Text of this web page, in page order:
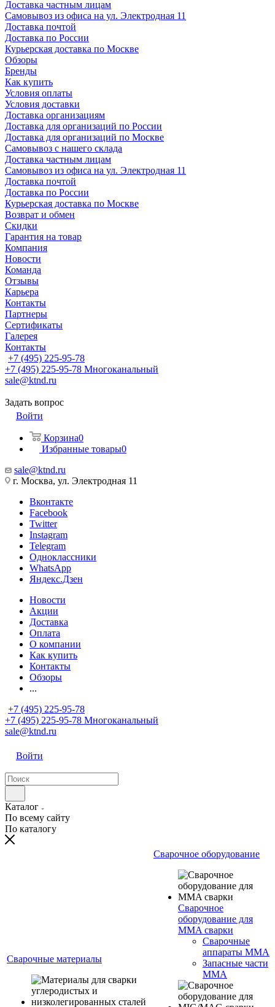
Доставка частным лицам
Самовывоз из офиса на ул. Электродная 11
Доставка почтой
Доставка по России
Курьерская доставка по Москве
Обзоры
Бренды
Как купить
Условия оплаты
Условия доставки
Доставка организациям
Доставка для организаций по России
Доставка для организаций по Москве
Самовывоз с нашего склада
Доставка частным лицам
Самовывоз из офиса на ул. Электродная 11
Доставка почтой
Доставка по России
Курьерская доставка по Москве
Возврат и обмен
Скидки
Гарантия на товар
Компания
Новости
Команда
Отзывы
Карьера
Контакты
Партнеры
Сертификаты
Галерея
Контакты
+7 (495) 225-95-78
+7 (495) 225-95-78 Многоканальный
sale@ktnd.ru
Задать вопрос
Войти
Корзина0
Избранные товары0
sale@ktnd.ru
г. Москва, ул. Электродная 11
Вконтакте
Facebook
Twitter
Instagram
Telegram
Одноклассники
WhatsApp
Яндекс.Дзен
Новости
Акции
Доставка
Оплата
О компании
Как купить
Контакты
Обзоры
...
+7 (495) 225-95-78
+7 (495) 225-95-78 Многоканальный
sale@ktnd.ru
Войти
Каталог
По всему сайту
По каталогу
Сварочные материалы
Сварочное оборудование
Сварочное
оборудование для
MMA сварки
Сварочные
аппараты MMA
Запасные части
MMA